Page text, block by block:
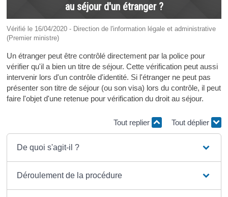
au séjour d'un étranger ?
Vérifié le 16/04/2020 - Direction de l'information légale et administrative
(Premier ministre)
Un étranger peut être contrôlé directement par la police pour
vérifier qu'il a bien un titre de séjour. Cette vérification peut aussi
intervenir lors d'un contrôle d'identité. Si l'étranger ne peut pas
présenter son titre de séjour (ou son visa) lors du contrôle, il peut
faire l'objet d'une retenue pour vérification du droit au séjour.
Tout replier Tout déplier
De quoi s'agit-il ?
Déroulement de la procédure